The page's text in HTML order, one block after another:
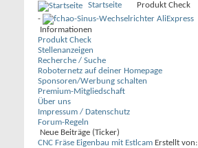
Startseite
Produkt Check
-
Informationen
Produkt Check
Stellenanzeigen
Recherche / Suche
Roboternetz auf deiner Homepage
Sponsoren/Werbung schalten
Premium-Mitgliedschaft
Über uns
Impressum / Datenschutz
Forum-Regeln
Neue Beiträge (Ticker)
CNC Fräse Eigenbau mit Estlcam Erstellt von: